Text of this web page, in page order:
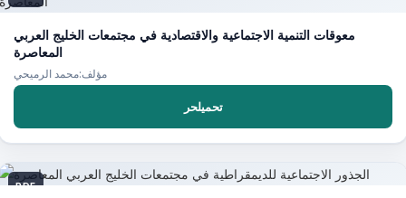
معوقات التنمية الاجتماعية والاقتصادية في مجتمعات الخليج العربي
المعاصرة
مؤلف:محمد الرميحي
تحميلحر
PDF